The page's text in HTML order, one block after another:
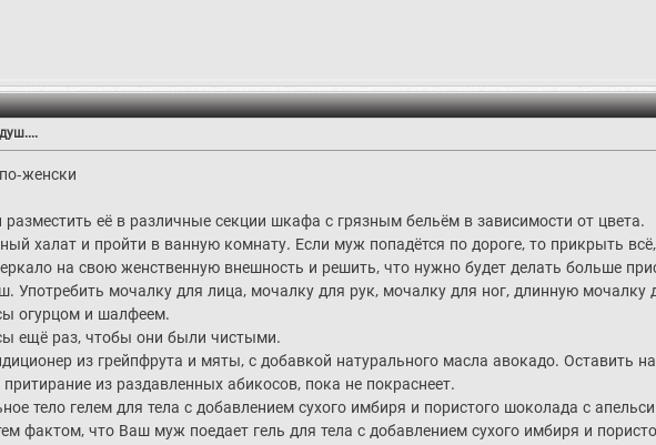
18:04
18:38
00:17
16:32
13:19
женски
её в различные секции шкафа с грязным бельём в зависимости от цвета.
халат и пройти в ванную комнату. Если муж попадётся по дороге, то прикрыть
на свою женственную внешность и решить, что нужно будет делать больше
Употребить мочалку для лица, мочалку для рук, мочалку для ног, длинную
огурцом и шалфеем.
ещё раз, чтобы они были чистыми.
из грейпфрута и мяты, с добавкой натурального масла авокадо. Оставить
из раздавленных абикосов, пока не покраснеет.
тело гелем для тела с добавлением сухого имбиря и пористого шоколада с
фактом, что Ваш муж поедает гель для тела с добавлением сухого имбиря и